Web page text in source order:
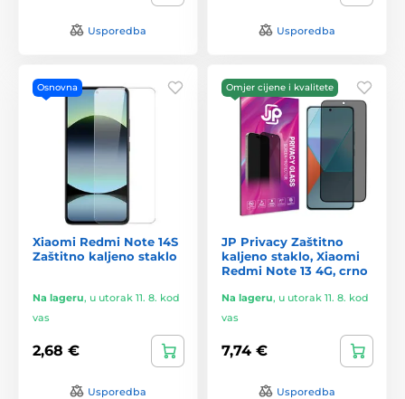
Usporedba Usporedba
Osnovna
Xiaomi Redmi Note 14S
Zaštitno kaljeno staklo
Na lageru, u utorak 11. 8. kod
vas
2,68 €
Usporedba
Omjer cijene i kvalitete
JP Privacy Zaštitno
kaljeno staklo, Xiaomi
Redmi Note 13 4G, crno
Na lageru, u utorak 11. 8. kod
vas
7,74 €
Usporedba